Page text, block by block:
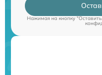
Нажимая на кнопку